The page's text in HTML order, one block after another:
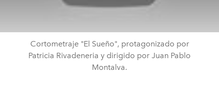
Cortometraje "El Sueño", protagonizado por
Patricia Rivadeneria y dirigido por Juan Pablo
Montalva.